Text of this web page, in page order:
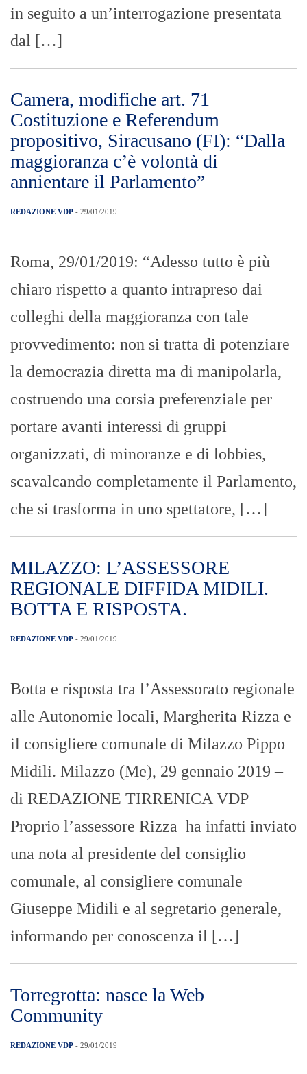
in seguito a un’interrogazione presentata
dal […]
Camera, modifiche art. 71
Costituzione e Referendum
propositivo, Siracusano (FI): “Dalla
maggioranza c’è volontà di
annientare il Parlamento”
REDAZIONE VDP - 29/01/2019
Roma, 29/01/2019: “Adesso tutto è più
chiaro rispetto a quanto intrapreso dai
colleghi della maggioranza con tale
provvedimento: non si tratta di potenziare
la democrazia diretta ma di manipolarla,
costruendo una corsia preferenziale per
portare avanti interessi di gruppi
organizzati, di minoranze e di lobbies,
scavalcando completamente il Parlamento,
che si trasforma in uno spettatore, […]
MILAZZO: L’ASSESSORE
REGIONALE DIFFIDA MIDILI.
BOTTA E RISPOSTA.
REDAZIONE VDP - 29/01/2019
Botta e risposta tra l’Assessorato regionale
alle Autonomie locali, Margherita Rizza e
il consigliere comunale di Milazzo Pippo
Midili. Milazzo (Me), 29 gennaio 2019 –
di REDAZIONE TIRRENICA VDP
Proprio l’assessore Rizza ha infatti inviato
una nota al presidente del consiglio
comunale, al consigliere comunale
Giuseppe Midili e al segretario generale,
informando per conoscenza il […]
Torregrotta: nasce la Web
Community
REDAZIONE VDP - 29/01/2019